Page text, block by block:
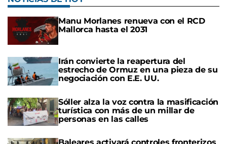
Manu Morlanes renueva con el RCD
Mallorca hasta el 2031
Irán convierte la reapertura del
estrecho de Ormuz en una pieza de su
negociación con E.E. UU.
Sóller alza la voz contra la masificación
turística con más de un millar de
personas en las calles